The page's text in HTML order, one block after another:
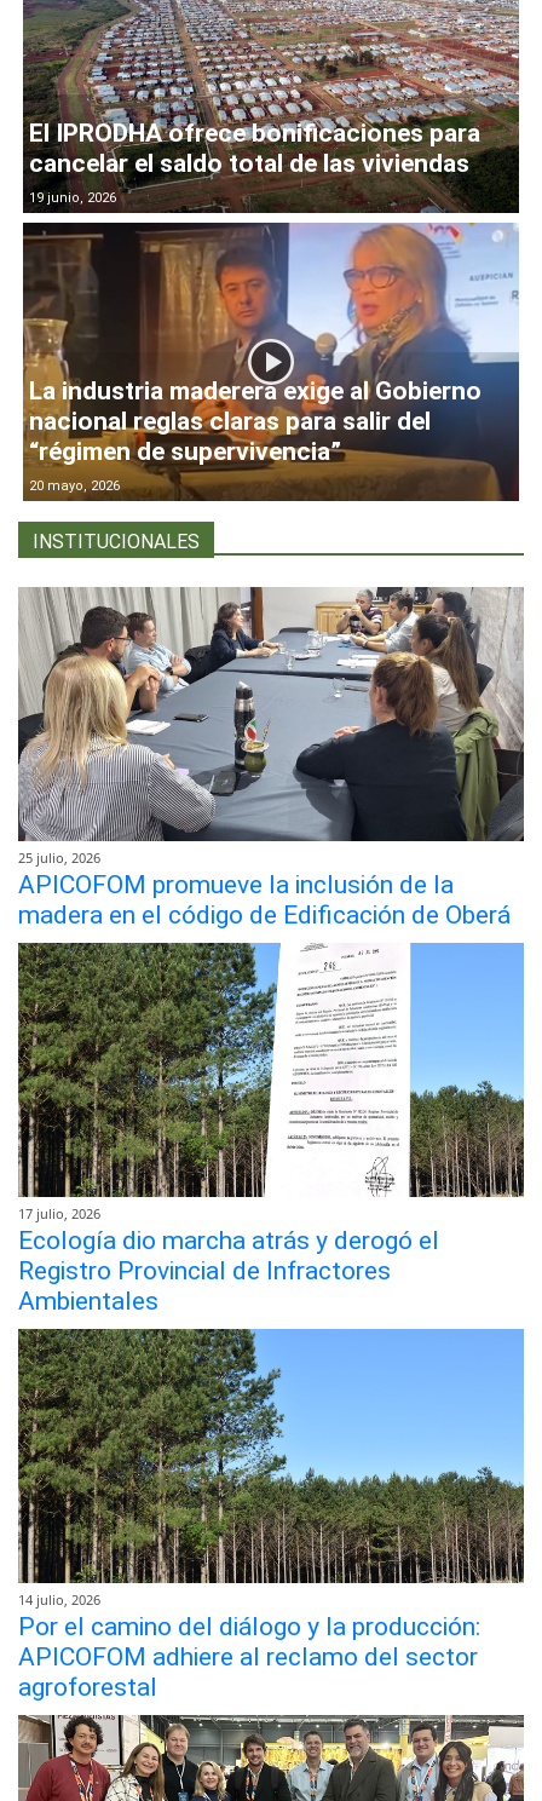
El IPRODHA ofrece bonificaciones para
cancelar el saldo total de las viviendas
19 junio, 2026
La industria maderera exige al Gobierno
nacional reglas claras para salir del
“régimen de supervivencia”
20 mayo, 2026
INSTITUCIONALES
25 julio, 2026
APICOFOM promueve la inclusión de la
madera en el código de Edificación de Oberá
17 julio, 2026
Ecología dio marcha atrás y derogó el
Registro Provincial de Infractores
Ambientales
14 julio, 2026
Por el camino del diálogo y la producción:
APICOFOM adhiere al reclamo del sector
agroforestal